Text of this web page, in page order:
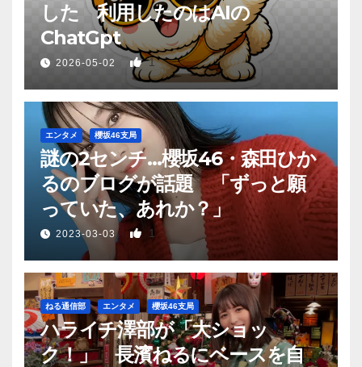
した 利用したのはAIの
ChatGpt
2026-05-02 1
エンタメ 櫻坂46支局
謎の2センチ…櫻坂46・森田ひか
るのブログが話題 「ずっと願
っていた、あれか？」
2023-03-03 1
ねる通信部 エンタメ 櫻坂46支局
ハライチ澤部が「大ショッ
ク！」 長濱ねるにベースを自